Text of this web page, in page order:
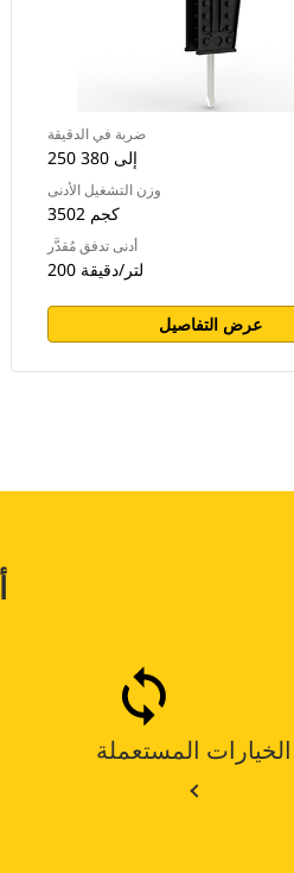
ضربة في الدقيقة
250 إلى 380
وزن التشغيل الأدنى
3502 كجم
أدنى تدفق مُقدَّر
200 لتر/دقيقة
عرض التفاصيل
الخيارات المستعملة